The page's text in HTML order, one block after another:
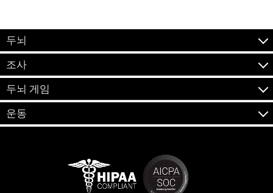
두뇌
조사
두뇌 게임
운동